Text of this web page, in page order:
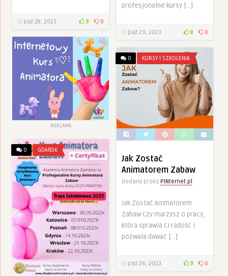
profesjonalne kursy […]
paź 29, 2023 8 0
paź 28, 2023 9 0
REKLAMA
0 KURSY I SZKOLENIA
Jak Zostać
Animatorem Zabaw
Dodany przez PINternet.pl
Jak Zostać Animatorem
Zabaw Czy marzysz o pracy,
która sprawia Ci radość i
pozwala dawać […]
paź 26, 2023 9 0
0 GDAŃSK